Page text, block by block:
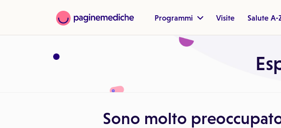
Programmi Visite Salute A-
Sono molto